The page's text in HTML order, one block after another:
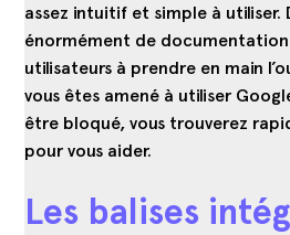
assez intuitif et simple à utiliser.
énormément de
utilisateurs à prendre en main
vous êtes amené à utiliser
être bloqué, vous trouverez
pour vous aider.
Les balises